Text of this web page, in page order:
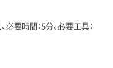
必要時間：5分、必要工具：